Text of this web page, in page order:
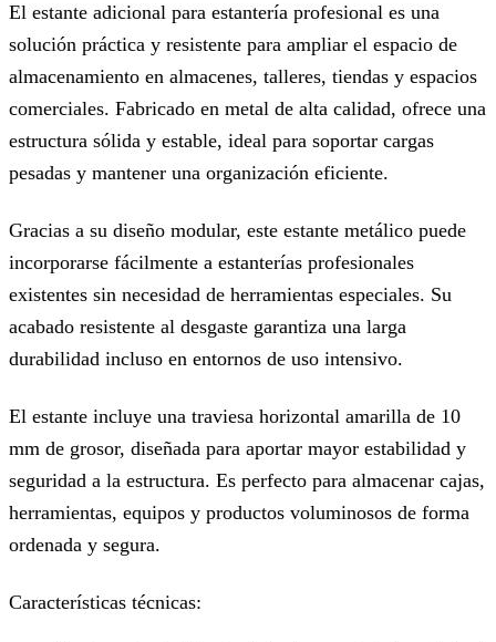
El estante adicional para estantería profesional es una
solución práctica y resistente para ampliar el espacio de
almacenamiento en almacenes, talleres, tiendas y espacios
comerciales. Fabricado en metal de alta calidad, ofrece una
estructura sólida y estable, ideal para soportar cargas
pesadas y mantener una organización eficiente.
Gracias a su diseño modular, este estante metálico puede
incorporarse fácilmente a estanterías profesionales
existentes sin necesidad de herramientas especiales. Su
acabado resistente al desgaste garantiza una larga
durabilidad incluso en entornos de uso intensivo.
El estante incluye una traviesa horizontal amarilla de 10
mm de grosor, diseñada para aportar mayor estabilidad y
seguridad a la estructura. Es perfecto para almacenar cajas,
herramientas, equipos y productos voluminosos de forma
ordenada y segura.
Características técnicas: